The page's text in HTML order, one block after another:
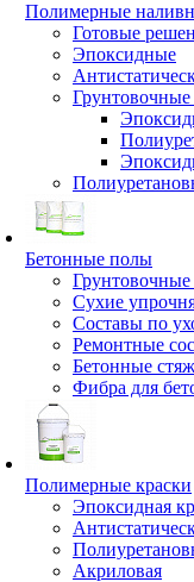
Полимерные
Готовые
Эпоксидные
Грунтовочные
Бетонные полы
Сухие
Составы по
Ремонтные
Бетонные
Фибра для
Полимерные краски
Эпоксидная
Акриловая